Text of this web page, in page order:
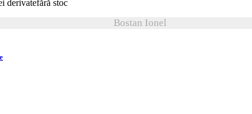
fără stoc
Bostan Ionel